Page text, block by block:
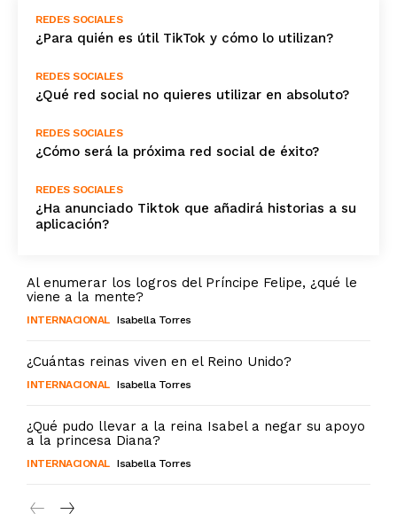
REDES SOCIALES
¿Para quién es útil TikTok y cómo lo utilizan?
REDES SOCIALES
¿Qué red social no quieres utilizar en absoluto?
REDES SOCIALES
¿Cómo será la próxima red social de éxito?
REDES SOCIALES
¿Ha anunciado Tiktok que añadirá historias a su
aplicación?
Al enumerar los logros del Príncipe Felipe, ¿qué le
viene a la mente?
INTERNACIONAL Isabella Torres
¿Cuántas reinas viven en el Reino Unido?
INTERNACIONAL Isabella Torres
¿Qué pudo llevar a la reina Isabel a negar su apoyo
a la princesa Diana?
INTERNACIONAL Isabella Torres